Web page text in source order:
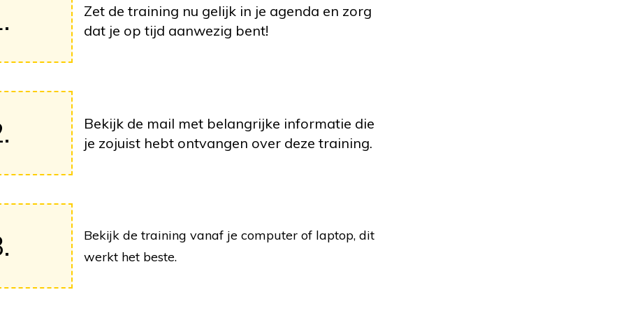
Zet de training nu gelijk in je agenda en zorg
dat je op tijd aanwezig bent!
Bekijk de mail met belangrijke informatie die
je zojuist hebt ontvangen over deze training.
Bekijk de training vanaf je computer of laptop, dit
werkt het beste.